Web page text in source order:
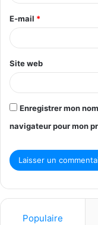
e
*
E-mail *
Site web
Enregistrer mon
navigateur pour mon
Populaire